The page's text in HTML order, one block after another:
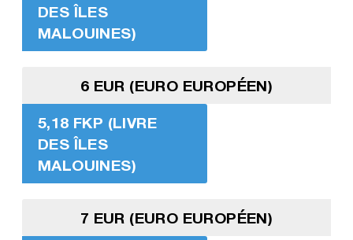
DES ÎLES
MALOUINES)
6 EUR (EURO EUROPÉEN)
5,18 FKP (LIVRE
DES ÎLES
MALOUINES)
7 EUR (EURO EUROPÉEN)